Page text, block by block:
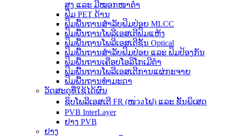
ສູງ ແລະ ມີໝອກໜາຕໍ່າ
ຟິມ PET ດ້ານ
ຟິມພື້ນຖານສຳລັບຟິມປ່ອຍ MLCC
ຟິມພື້ນຖານໂພລີເອສເຕີຟິມແຫ້ງ
ຟິມພື້ນຖານໂພລີເອສເຕີຊັ້ນ Optical
ຟິມພື້ນຖານສຳລັບຟິມປ່ອຍ ແລະ ຟິມປ້ອງກັນ
ຟິມພື້ນຖານເຄືອບໂອລິໂກເມີຕ່ຳ
ຟິມພື້ນຖານໂພລີເອສເຕີການແຜ່ກະຈາຍ
ຟິມພື້ນຖານທຳມະດາ
ວັດສະດຸທີ່ໃຊ້ໄດ້ຜົນ
ຊິບໂພລີເອສເຕີ FR (ໜ่วงໄຟ) ແລະ ຊັ້ນພິເສດ
PVB InterLayer
ຢາງ PVB
ຢາງ